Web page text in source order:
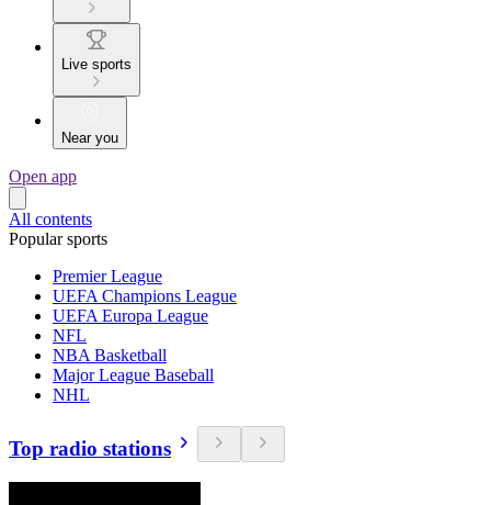
Live sports
Near you
Open app
All contents
Popular sports
Premier League
UEFA Champions League
UEFA Europa League
NFL
NBA Basketball
Major League Baseball
NHL
Top radio stations